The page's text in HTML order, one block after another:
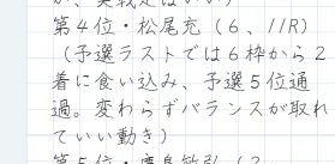
第４位・松尾充（６、11R）
（予選ラストでは６枠から２
着に食い込み、予選５位通
過。変わらずバランスが取れ
ていい動き）